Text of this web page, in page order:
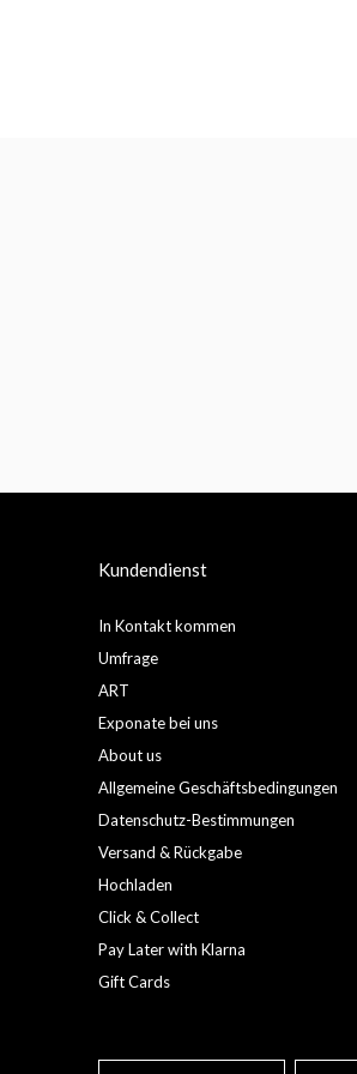
Kundendienst
In Kontakt kommen
Umfrage
ART
Exponate bei uns
About us
Allgemeine Geschäftsbedingungen
Datenschutz-Bestimmungen
Versand & Rückgabe
Hochladen
Click & Collect
Pay Later with Klarna
Gift Cards